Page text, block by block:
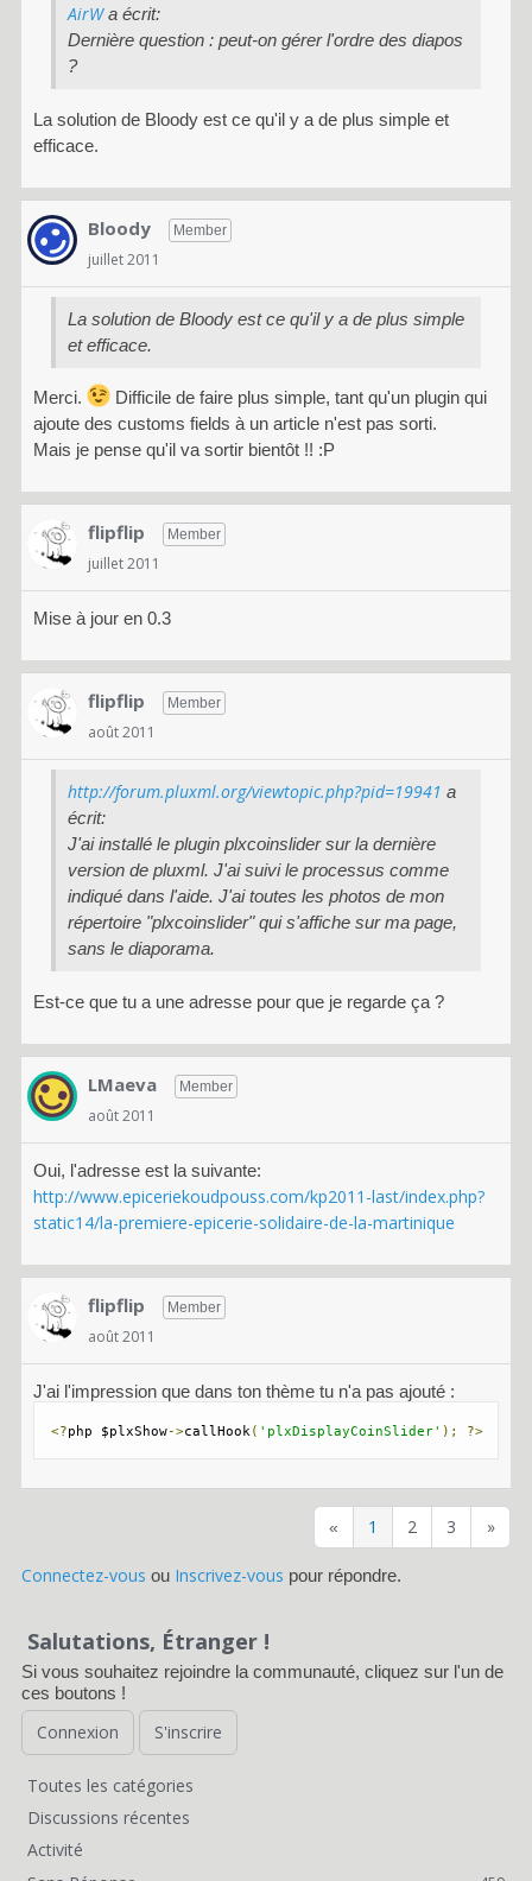
AirWa écrit:
Dernière question : peut-on gérer l'ordre des diapos
?
La solution de Bloody est ce qu'il y a de plus simple et
efficace.
Bloody Member
juillet 2011
La solution de Bloody est ce qu'il y a de plus simple
et efficace.
Merci.
Difficile de faire plus simple, tant qu'un plugin qui
ajoute des customs fields à un article n'est pas sorti.
Mais je pense qu'il va sortir bientôt !! :P
flipflip Member
juillet 2011
Mise à jour en 0.3
flipflip Member
août 2011
http://forum.pluxml.org/viewtopic.php?pid=19941 a
écrit:
J'ai installé le plugin plxcoinslider sur la dernière
version de pluxml. J'ai suivi le processus comme
indiqué dans l'aide. J'ai toutes les photos de mon
répertoire "plxcoinslider" qui s'affiche sur ma page,
sans le diaporama.
Est-ce que tu a une adresse pour que je regarde ça ?
LMaeva Member
août 2011
Oui, l'adresse est la suivante:
http://www.epiceriekoudpouss.com/kp2011-last/index.php?
static14/la-premiere-epicerie-solidaire-de-la-martinique
flipflip Member
août 2011
J'ai l'impression que dans ton thème tu n'a pas ajouté :
<?php $plxShow->callHook ( 'plxDisplayCoinSlider' ); ?>
« 1 2 3 »
Connectez-vous ou Inscrivez-vous pour répondre.
Salutations, Étranger !
Si vous souhaitez rejoindre la communauté, cliquez sur l'un de
ces boutons !
Connexion S'inscrire
L
i
Toutes les catégories
Discussions récentes
Activité